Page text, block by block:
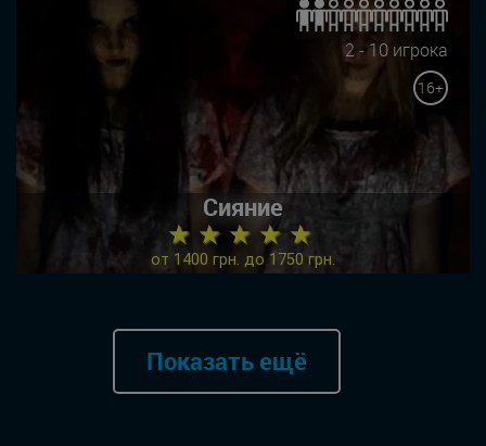
2 - 10 игрока
16+
Сияние
★ ★ ★ ★ ★
от 1400 грн. до 1750 грн.
Показать ещё